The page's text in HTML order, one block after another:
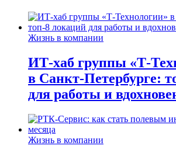
Жизнь в компании
ИТ-хаб группы «Т-
в Санкт-Петербурге:
для работы и
Жизнь в компании